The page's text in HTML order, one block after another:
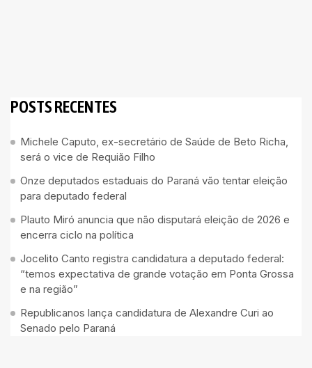
POSTS RECENTES
Michele Caputo, ex-secretário de Saúde de Beto Richa,
será o vice de Requião Filho
Onze deputados estaduais do Paraná vão tentar eleição
para deputado federal
Plauto Miró anuncia que não disputará eleição de 2026 e
encerra ciclo na política
Jocelito Canto registra candidatura a deputado federal:
“temos expectativa de grande votação em Ponta Grossa
e na região”
Republicanos lança candidatura de Alexandre Curi ao
Senado pelo Paraná